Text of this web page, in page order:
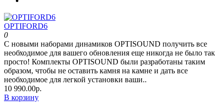
OPTIFORD6
0
С новыми наборами динамиков OPTISOUND получить все
необходимое для вашего обновления еще никогда не было так
просто! Комплекты OPTISOUND были разработаны таким
образом, чтобы не оставить камня на камне и дать все
необходимое для легкой установки ваши..
10 990.00р.
В корзину